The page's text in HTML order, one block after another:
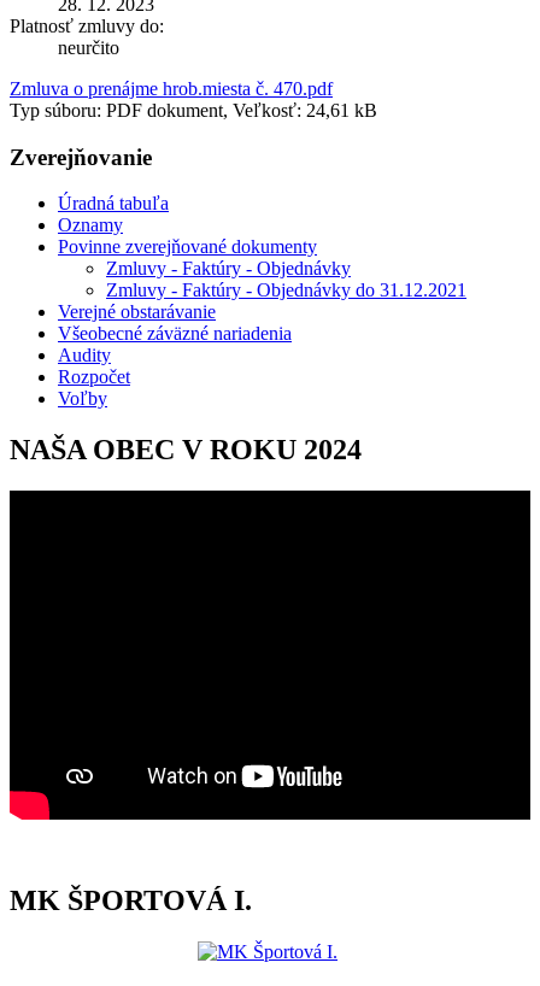
Platnosť zmluvy do:
neurčito
Zmluva o prenájme hrob.miesta č. 470.pdf
Typ súboru: PDF dokument, Veľkosť: 24,61 kB
Zverejňovanie
Úradná tabuľa
Oznamy
Povinne zverejňované dokumenty
Zmluvy - Faktúry - Objednávky
Zmluvy - Faktúry - Objednávky do 31.12.2021
Verejné obstarávanie
Všeobecné záväzné nariadenia
Audity
Rozpočet
Voľby
NAŠA OBEC V ROKU 2024
MK ŠPORTOVÁ I.